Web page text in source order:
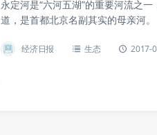
永定河是“六河五湖”的重要河流之
道，是首都北京名副其实的母亲河。
经济日报 生态 2017-